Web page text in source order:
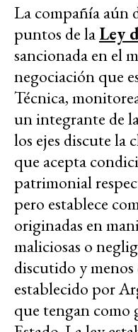
La compañía aún
puntos de laLey
sancionada en el
negociación que
Técnica,
un integrante de
los ejes discute la
que acepta
patrimonial
pero establece
originadas en
maliciosas o
discutido y
establecido por
que tengan como